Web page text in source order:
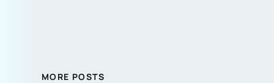
MORE POSTS